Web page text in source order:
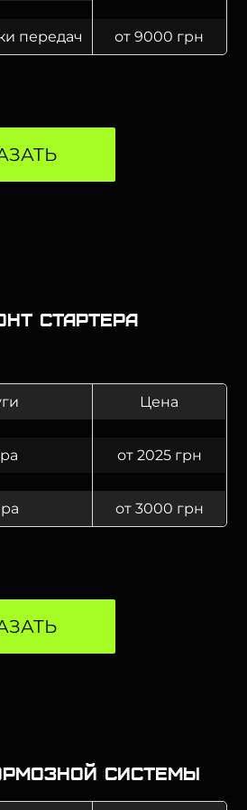
передач от 9000 грн
стартера
Цена
от 2025 грн
от 3000 грн
системы